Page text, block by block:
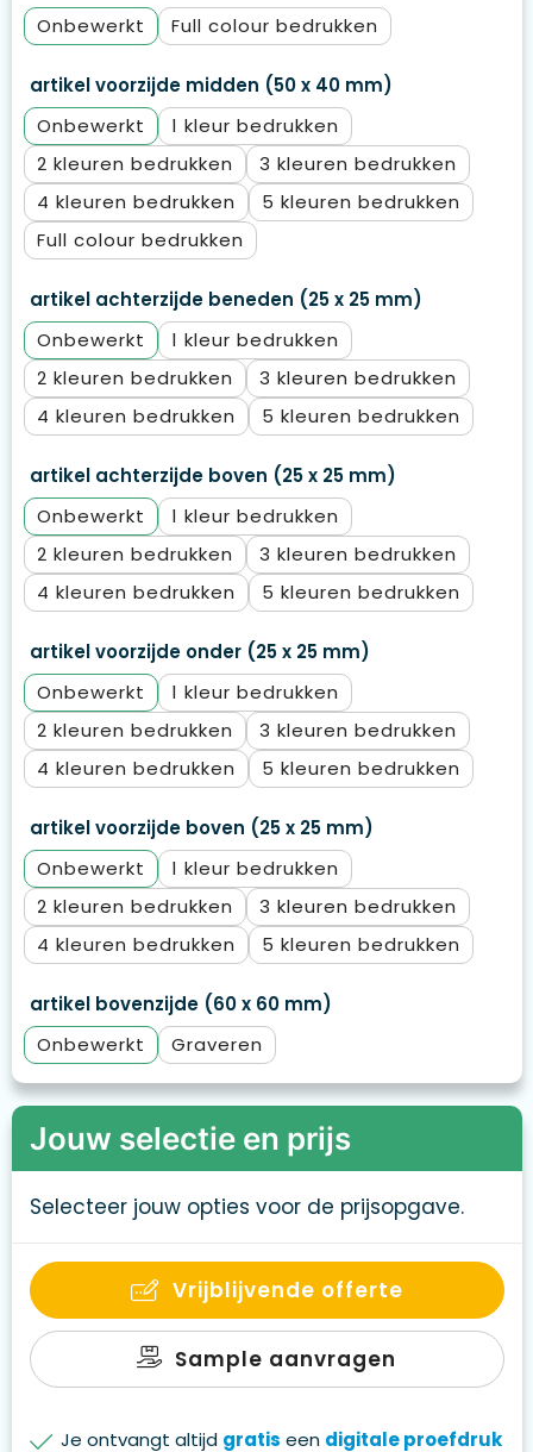
Onbewerkt
Full colour
artikel voorzijde midden (50 x 40 mm)
Onbewerkt
1
2
3
4
5
Full colour
artikel achterzijde beneden (25 x 25 mm)
Onbewerkt
1
2
3
4
5
artikel achterzijde boven (25 x 25 mm)
Onbewerkt
1
2
3
4
5
artikel voorzijde onder (25 x 25 mm)
Onbewerkt
1
2
3
4
5
artikel voorzijde boven (25 x 25 mm)
Onbewerkt
1
2
3
4
5
artikel bovenzijde (60 x 60 mm)
Onbewerkt
Graveren
Jouw selectie en prijs
Selecteer jouw opties voor de prijsopgave.
Vrijblijvende offerte
Sample aanvragen
Je ontvangt altijd gratis een digitale proefdruk